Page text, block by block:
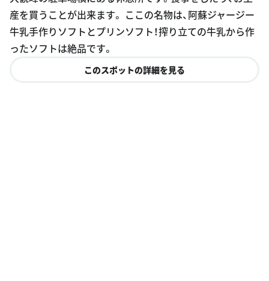
産を買うことが出来ます。 ここの名物は、阿蘇ジャージー
牛乳手作りソフトとプリンソフト！搾り立ての牛乳から作
ったソフトは絶品です。
このスポットの詳細を見る